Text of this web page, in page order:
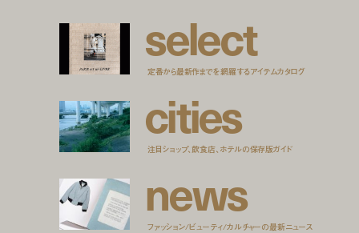
select
定番から最新作までを網羅するアイテムカタログ
cities
注目ショップ、飲食店、ホテルの保存版ガイド
news
ファッション/ビューティ/カルチャーの最新ニュース